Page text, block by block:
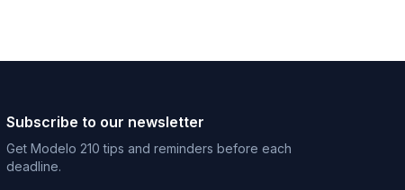
Subscribe to our newsletter
Get Modelo 210 tips and reminders before each
deadline.